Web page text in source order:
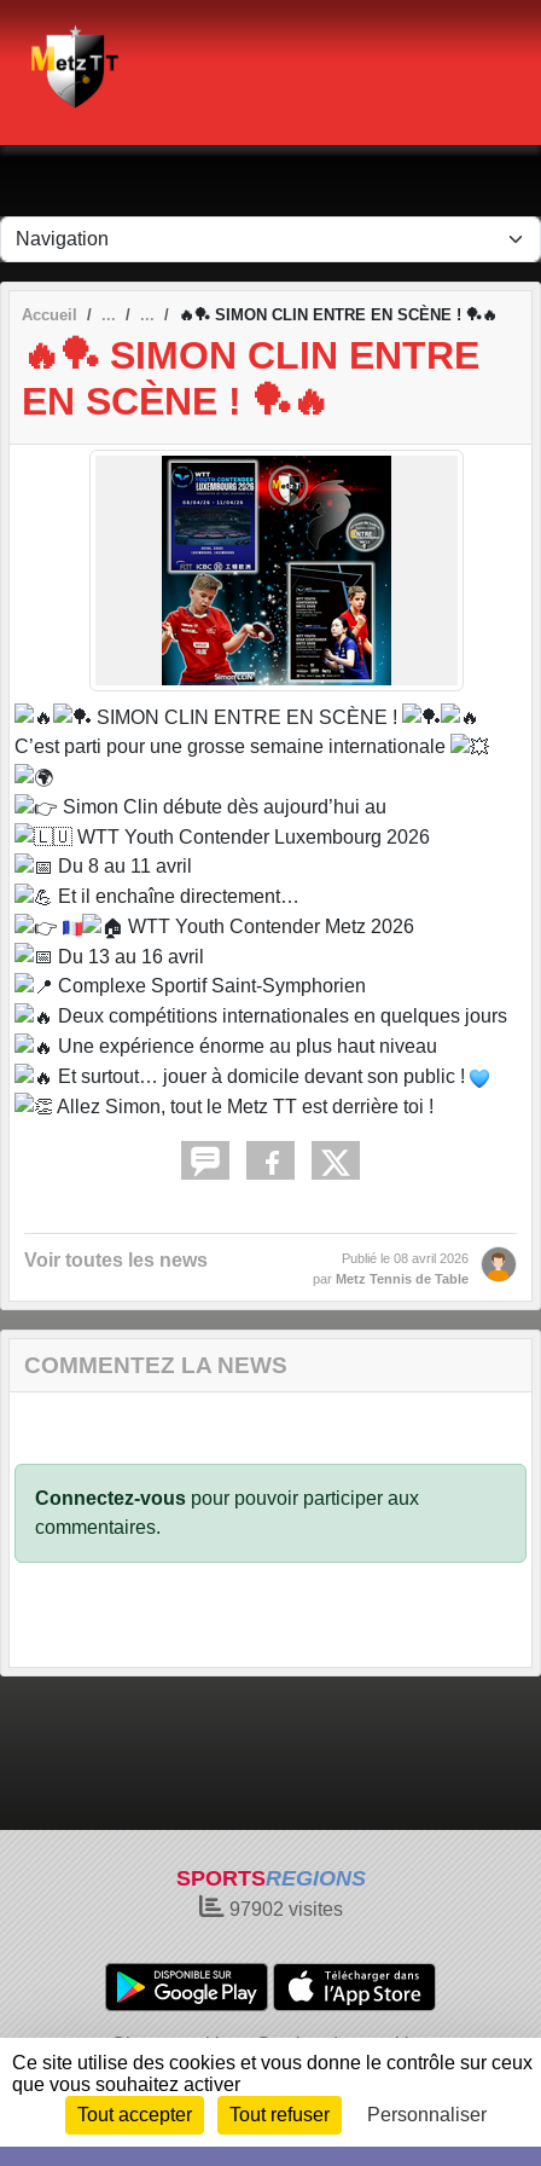
Accueil 🔥🏓 SIMON CLIN ENTRE EN SCÈNE ! 🏓🔥
🔥🏓 SIMON CLIN ENTRE
EN SCÈNE ! 🏓🔥
SIMON CLIN ENTRE EN SCÈNE !
C’est parti pour une grosse semaine internationale
Simon Clin débute dès aujourd’hui au
WTT Youth Contender Luxembourg 2026
Du 8 au 11 avril
Et il enchaîne directement…
WTT Youth Contender Metz 2026
Du 13 au 16 avril
Complexe Sportif Saint-Symphorien
Deux compétitions internationales en quelques jours
Une expérience énorme au plus haut niveau
Et surtout… jouer à domicile devant son public !
Allez Simon, tout le Metz TT est derrière toi !
Voir toutes les news Publié le 08 avril 2026
par Metz Tennis de Table
COMMENTEZ LA NEWS
Connectez-vous pour pouvoir participer aux
commentaires.
SPORTSREGIONS
97902 visites
Charte cookies
Gestion des cookies
Informations légales
Signaler un contenu inapproprié
Envie de participer ? Connexion
Ce site utilise des cookies et vous donne le contrôle sur ceux
que vous souhaitez activer
Tout accepter
Tout refuser Personnaliser